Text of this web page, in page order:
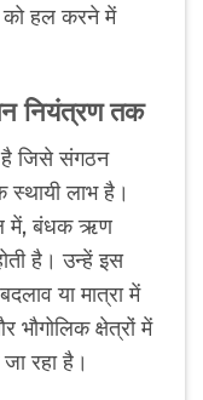
को हल करने में
नियंत्रण तक
है जिसे संगठन
लाभ है।
में, बंधक ऋण
है। उन्हें इस
या मात्रा में
भौगोलिक क्षेत्रों में
रहा है।